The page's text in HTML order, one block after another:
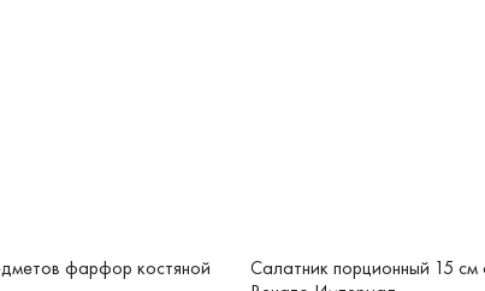
фарфор костяной
Салатник порционный 15